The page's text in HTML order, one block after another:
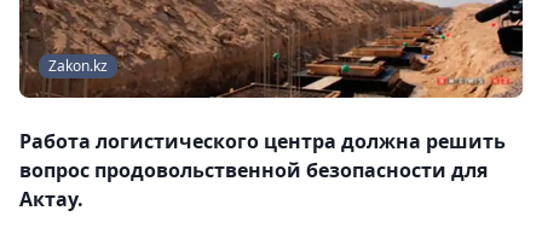
Zakon.kz
Работа логистического центра должна решить
вопрос продовольственной безопасности для
Актау.